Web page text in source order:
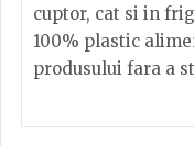
cuptor, cat si in
100% plastic
produsului fara a